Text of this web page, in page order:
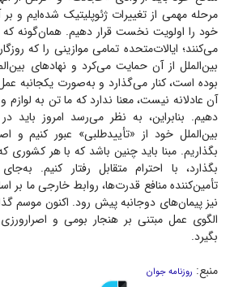
مرحله مهمی از تغییرات ژئوپلیتیک شده‌ایم و
خود را اولویت نخست قرار دهیم. همان‌گونه
می‌کنند؛ ایالات‌متحده تمامی موازینی را که
بین‌الملل از آن حمایت می‌کرد و نهاد‌های
بوده است، کنار می‌گذارد و به‌صورت یکجانبه
آن عادلانه نیست، معنا ندارد که ما تن به لوازم
دهیم. بنابراین، به نظر می‌رسد امروز
بین‌الملل خود از «تأییدطلبی» عبور کنیم و
بگذاریم. مبنا باید چنین باشد که با هر کشوری
بگذارد، با احترام متقابل رفتار کنیم.
تأمین‌کننده منافع قدرت‌ها، روابط خارجی ما
نیز پیمان‌های دوجانبه پیش رود. اکنون موسم
الگوی عمل مبتنی بر هنجار بومی و
بگیرد.
منبع: روزنامه جوان